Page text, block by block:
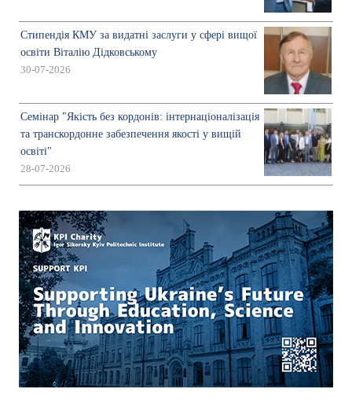
Стипендія КМУ за видатні заслуги у сфері вищої
освіти Віталію Дідковському
30-07-2026
Семінар "Якість без кордонів: інтернаціоналізація
та транскордонне забезпечення якості у вищій
освіті"
28-07-2026